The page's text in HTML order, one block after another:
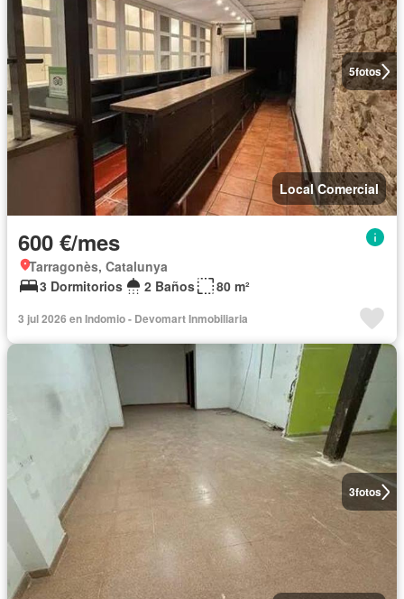
5fotos
Local Comercial
600 €/mes
Tarragonès, Catalunya
3 Dormitorios
2 Baños 80 m²
3 jul 2026 en Indomio - Devomart Inmobiliaria
3fotos